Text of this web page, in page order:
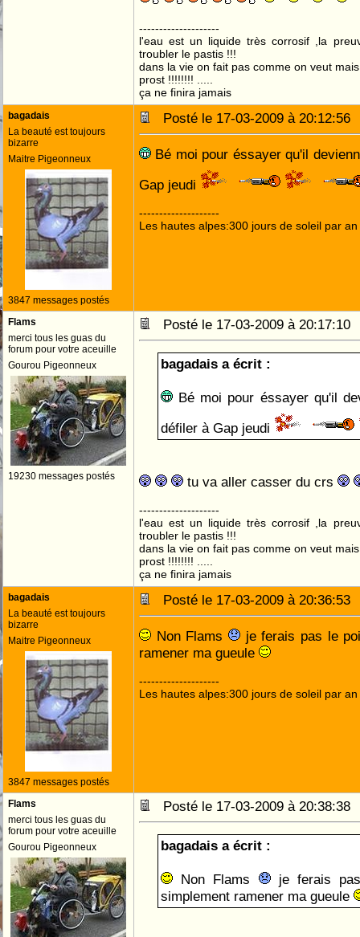
--------------------
l'eau est un liquide très corrosif ,la
troubler le pastis !!!
dans la vie on fait pas comme on veut
prost !!!!!!!! .....
ça ne finira jamais
bagadais
La beauté est toujours
bizarre
Maitre Pigeonneux
3847 messages postés
Posté le 17-03-2009 à
Bé moi pour éssayer qu'il
Gap jeudi
--------------------
Les hautes alpes:300 jours de soleil par an
Flams
merci tous les guas du
forum pour votre aceuille
Gourou Pigeonneux
19230 messages postés
Posté le 17-03-2009 à
bagadais a écrit :
Bé moi pour éssayer qu'il
défiler à Gap jeudi
tu va aller casser du crs
--------------------
l'eau est un liquide très corrosif ,la
troubler le pastis !!!
dans la vie on fait pas comme on veut
prost !!!!!!!! .....
ça ne finira jamais
bagadais
La beauté est toujours
bizarre
Maitre Pigeonneux
3847 messages postés
Posté le 17-03-2009 à
Non Flams
je ferais pas le
ramener ma gueule
--------------------
Les hautes alpes:300 jours de soleil par an
Flams
merci tous les guas du
forum pour votre aceuille
Gourou Pigeonneux
Posté le 17-03-2009 à
bagadais a écrit :
Non Flams
je ferais
simplement ramener ma gueule